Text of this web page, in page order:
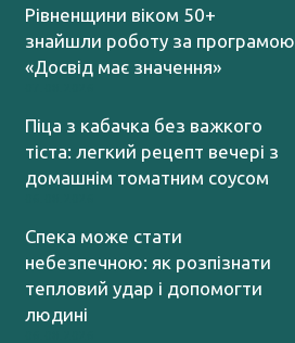
Рівненщини віком 50+
знайшли роботу за програмою
«Досвід має значення»
Піца з кабачка без важкого
тіста: легкий рецепт вечері з
домашнім томатним соусом
Спека може стати
небезпечною: як розпізнати
тепловий удар і допомогти
людині